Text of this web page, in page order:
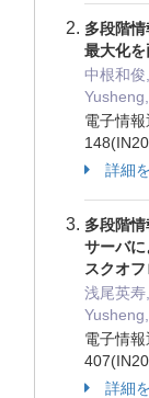
多段階
最大化
中根和
電子情
詳細
多段階
サーバ
スクオ
浅尾英
電子情
詳細